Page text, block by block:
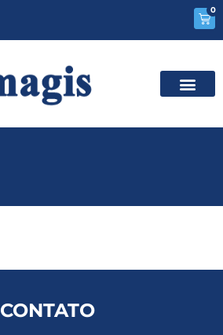
0
CONTATO